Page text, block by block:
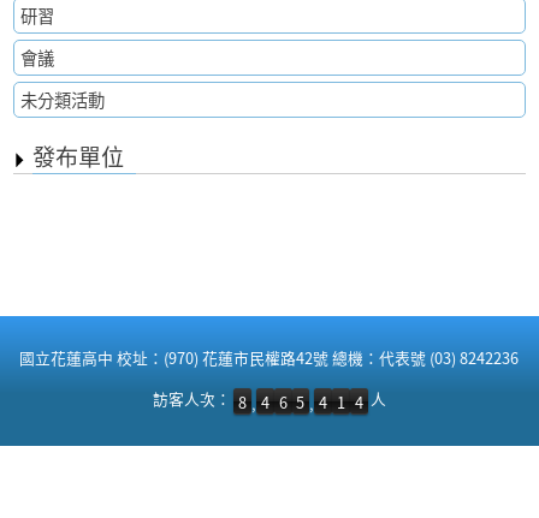
研習
會議
未分類活動
發布單位
國立花蓮高中 校址：(970) 花蓮市民權路42號 總機：代表號 (03) 8242236
訪客人次：8,465,414 人
訪客人次： 8 , 4 6 5 , 4 1 4 人